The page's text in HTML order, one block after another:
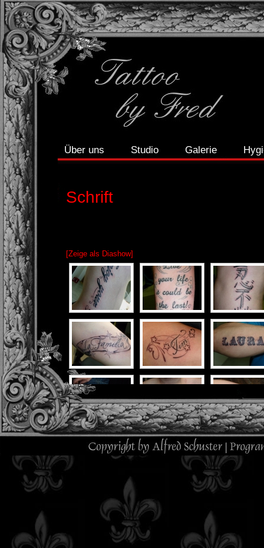
Über uns Studio Galerie
Schrift
[Zeige als Diashow]